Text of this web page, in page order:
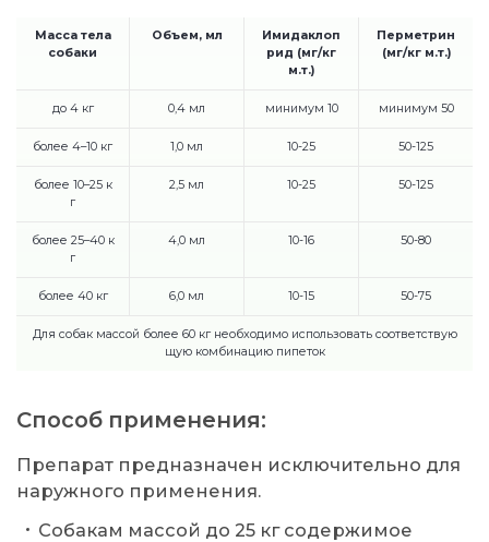
Масса тела
собаки
Объем, мл
Имидаклоп
рид (мг/кг
м.т.)
Перметрин
(мг/кг м.т.)
до 4 кг 0,4 мл минимум 10 минимум 50
более 4–10 кг 1,0 мл 10-25 50-125
более 10–25 к
г
2,5 мл 10-25 50-125
более 25–40 к
г
4,0 мл 10-16 50-80
более 40 кг 6,0 мл 10-15 50-75
Для собак массой более 60 кг необходимо использовать соответствую
щую комбинацию пипеток
Способ применения:
Препарат предназначен исключительно для
наружного применения.
Собакам массой до 25 кг содержимое